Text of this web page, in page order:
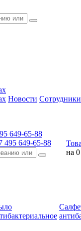
Новости Сотрудники
649-65-88
495 649-65-88
на